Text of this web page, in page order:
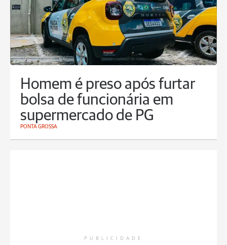
Homem é preso após furtar
bolsa de funcionária em
supermercado de PG
PONTA GROSSA
PUBLICIDADE